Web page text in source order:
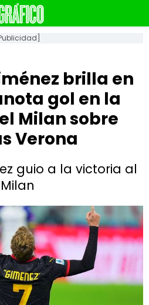
brilla en
gol en la
Milan sobre
Verona
guio a la victoria al
Milan